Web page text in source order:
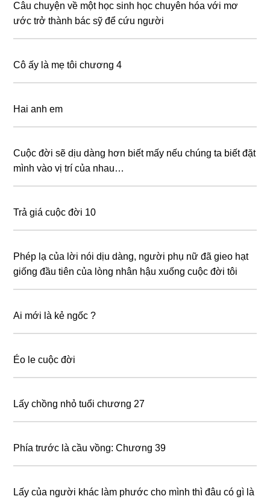
Câu chuyện về một học sinh học chuyên hóa với mơ
ước trở thành bác sỹ để cứu người
Cô ấy là mẹ tôi chương 4
Hai anh em
Cuộc đời sẽ dịu dàng hơn biết mấy nếu chúng ta biết đặt
mình vào vị trí của nhau…
Trả giá cuộc đời 10
Phép lạ của lời nói dịu dàng, người phụ nữ đã gieo hạt
giống đầu tiên của lòng nhân hậu xuống cuộc đời tôi
Ai mới là kẻ ngốc ?
Éo le cuộc đời
Lấy chồng nhỏ tuổi chương 27
Phía trước là cầu vồng: Chương 39
Lấy của người khác làm phước cho mình thì đâu có gì là